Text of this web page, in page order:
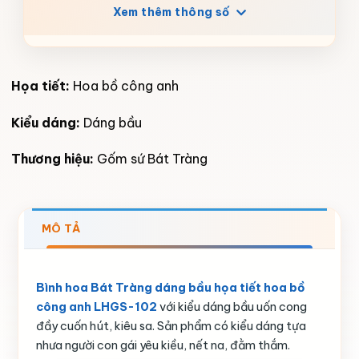
Xem thêm thông số
Họa tiết: Hoa bồ công anh
Kiểu dáng: Dáng bầu
Thương hiệu: Gốm sứ Bát Tràng
MÔ TẢ
Bình hoa Bát Tràng dáng bầu họa tiết hoa bồ
công anh LHGS-102 với kiểu dáng bầu uốn cong
đầy cuốn hút, kiêu sa. Sản phẩm có kiểu dáng tựa
nhưa người con gái yêu kiều, nết na, đằm thắm.